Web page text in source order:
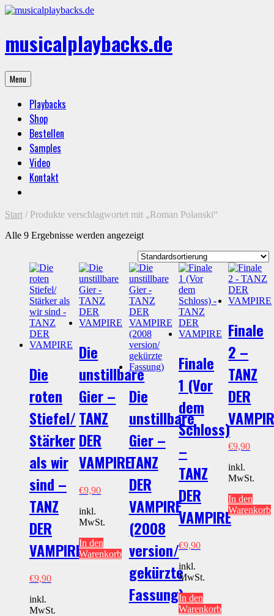
Skip
musicalplaybacks.de
professional
backing
Menu
Playbacks
Shop
Bestellen
Samples
Video
Kontakt
Start / Produkte verschlagwortet mit „Roman Polanski“
Alle 9 Ergebnisse werden angezeigt
Die
roten
Stiefel/
Stärker
als wir
sind –
TANZ
DER
VAMPIRE
€9,90
inkl.
MwSt.
Die
unstillbare
Gier –
TANZ
DER
VAMPIRE
€9,90
inkl.
MwSt.
In den
Warenkorb
Die
unstillbare
Gier –
TANZ
DER
VAMPIRE
(2008
version/
gekürzte
Fassung)
Finale
1 (Vor
dem
Schloss)
–
TANZ
DER
VAMPIRE
€9,90
inkl.
MwSt.
In den
Warenkorb
Finale
2 –
TANZ
DER
€9,90
inkl.
MwSt.
In den
Warenkorb